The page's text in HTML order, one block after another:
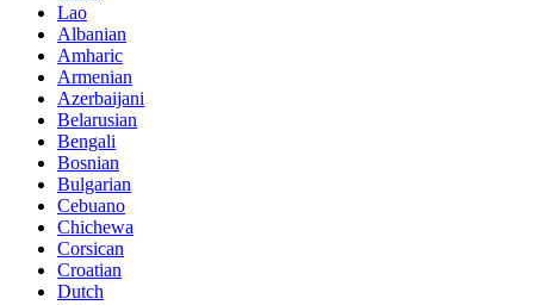
Lao
Albanian
Amharic
Armenian
Azerbaijani
Belarusian
Bengali
Bosnian
Bulgarian
Cebuano
Chichewa
Corsican
Croatian
Dutch